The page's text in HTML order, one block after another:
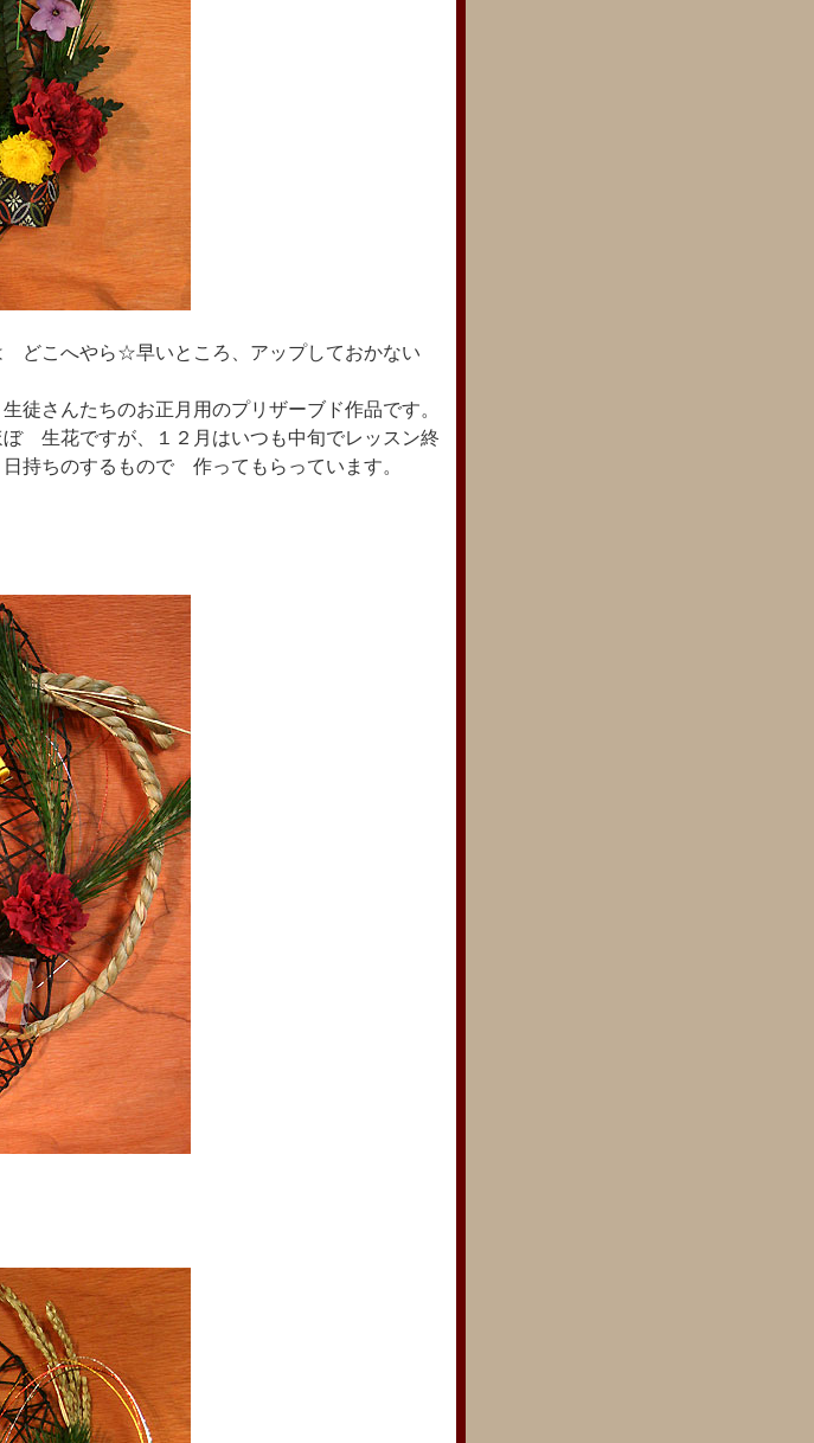
こへやら☆早いところ、アップしておかない
さんたちのお正月用のプリザーブド作品です。
ぼ 生花ですが、１２月はいつも中旬でレッスン終
持ちのするもので 作ってもらっています。